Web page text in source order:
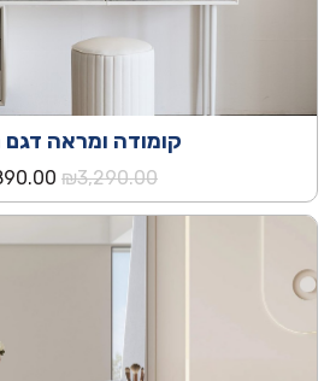
קומודה ומראה דגם
₪3,290.00
המחיר
המקורי
היה: